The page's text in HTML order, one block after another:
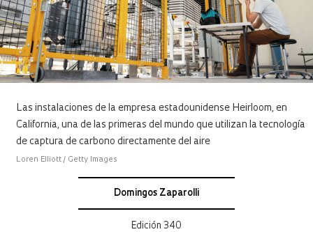
Las instalaciones de la empresa estadounidense Heirloom, en
California, una de las primeras del mundo que utilizan la tecnología
de captura de carbono directamente del aire
Loren Elliott / Getty Images
Domingos Zaparolli
Edición 340